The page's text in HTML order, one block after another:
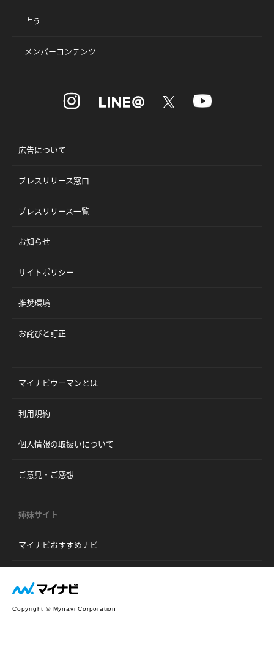
占う
メンバーコンテンツ
広告について
プレスリリース窓口
プレスリリース一覧
お知らせ
サイトポリシー
推奨環境
お詫びと訂正
マイナビウーマンとは
利用規約
個人情報の取扱いについて
ご意見・ご感想
姉妹サイト
マイナビおすすめナビ
Copyright © Mynavi Corporation